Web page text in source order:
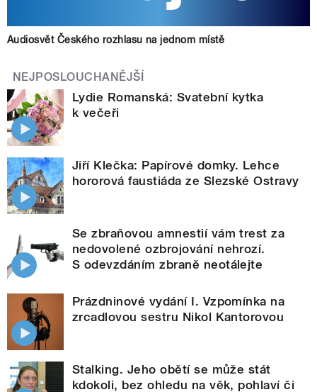
Audiosvět Českého rozhlasu na jednom místě
NEJPOSLOUCHANĚJŠÍ
Lydie Romanská: Svatební kytka
k večeři
Jiří Klečka: Papírové domky. Lehce
hororová faustiáda ze Slezské Ostravy
Se zbraňovou amnestií vám trest za
nedovolené ozbrojování nehrozí.
S odevzdáním zbraně neotálejte
Prázdninové vydání I. Vzpomínka na
zrcadlovou sestru Nikol Kantorovou
Stalking. Jeho obětí se může stát
kdokoli, bez ohledu na věk, pohlaví či